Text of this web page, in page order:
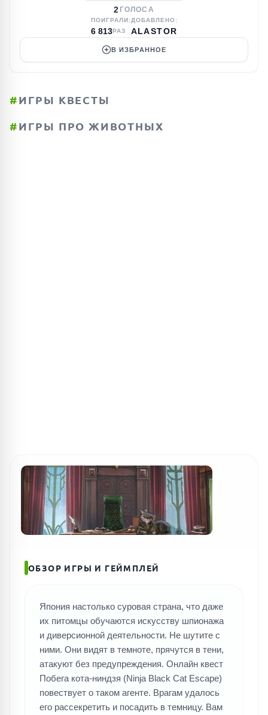
ПОИСК ИГР
2 ГОЛОСА
ПОИГРАЛИ:
6 813РАЗ
ДОБАВЛЕНО:
ALASTOR
В ИЗБРАННОЕ
#ИГРЫ КВЕСТЫ
#ИГРЫ ПРО ЖИВОТНЫХ
ОБЗОР ИГРЫ И ГЕЙМПЛЕЙ
Япония настолько суровая страна, что даже
их питомцы обучаются искусству шпионажа
и диверсионной деятельности. Не шутите с
ними. Они видят в темноте, прячутся в тени,
атакуют без предупреждения. Онлайн квест
Побега кота-ниндзя (Ninja Black Cat Escape)
повествует о таком агенте. Врагам удалось
его рассекретить и посадить в темницу. Вам